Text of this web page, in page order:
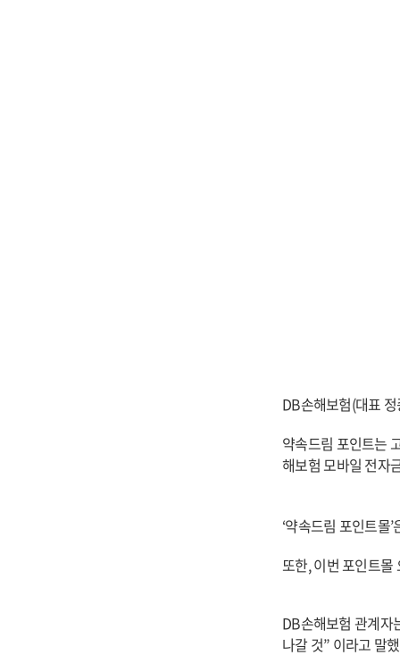
DB손해보험(대표
약속드림 포인트는
해보험 모바일 전자
‘약속드림 포인트몰
또한, 이번 포인트몰
DB손해보험 관계자
나갈 것” 이라고 말